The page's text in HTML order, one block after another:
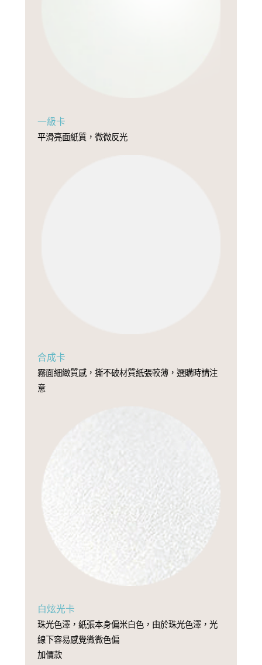
一級卡
平滑亮面紙質，微微反光
合成卡
霧面細緻質感，撕不破材質紙張較薄，選購時請注
意
白炫光卡
珠光色澤，紙張本身偏米白色，由於珠光色澤，光
線下容易感覺微微色偏
加價款